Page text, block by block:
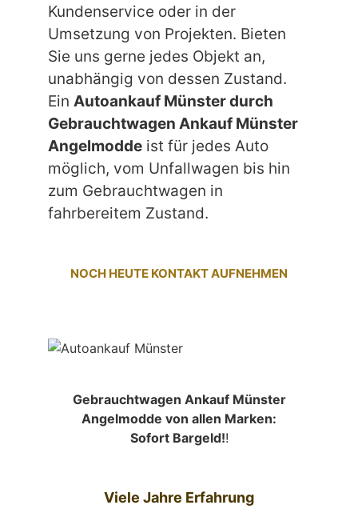
Kundenservice oder in der
Umsetzung von Projekten. Bieten
Sie uns gerne jedes Objekt an,
unabhängig von dessen Zustand.
Ein Autoankauf Münster durch
Gebrauchtwagen Ankauf Münster
Angelmodde ist für jedes Auto
möglich, vom Unfallwagen bis hin
zum Gebrauchtwagen in
fahrbereitem Zustand.
NOCH HEUTE KONTAKT AUFNEHMEN
Gebrauchtwagen Ankauf Münster
Angelmodde von allen Marken:
Sofort Bargeld!!
Viele Jahre Erfahrung